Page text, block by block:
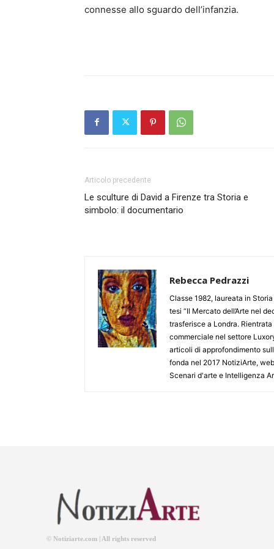
connesse allo sguardo dell’infanzia.
Articolo precedente
Le sculture di David a Firenze tra Storia e
simbolo: il documentario
Rebecca Pedrazzi
Classe 1982, laureata in
tesi “Il Mercato dell’Arte nel
trasferisce a Londra.
commerciale nel settore
articoli di approfondimento
fonda nel 2017 NotiziArte,
Scenari d'arte e Intelligenza
© Notiziarte.com | All rights reserved